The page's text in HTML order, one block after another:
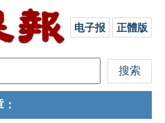
电子报 正體版
：